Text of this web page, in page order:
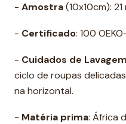
- Amostra(10x10cm):
- Certificado: 100
- Cuidados de Lavagem
ciclo de roupas
na horizontal.
- Matéria prima: África